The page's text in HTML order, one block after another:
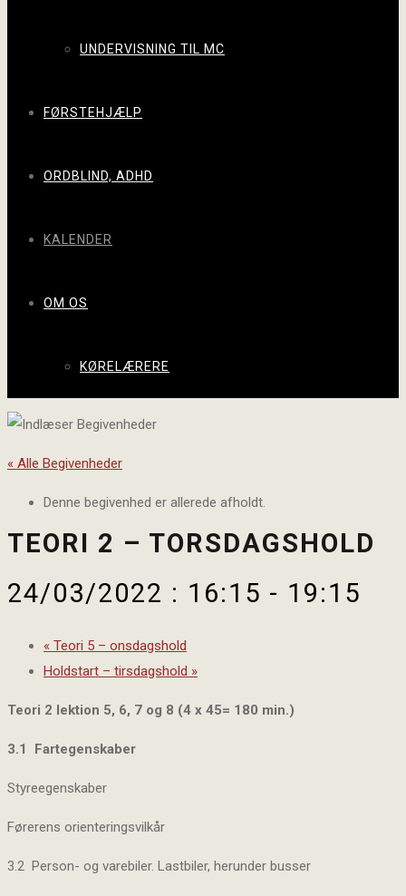
UNDERVISNING TIL MC
FØRSTEHJÆLP
ORDBLIND, ADHD
KALENDER
OM OS
KØRELÆRERE
« Alle Begivenheder
Denne begivenhed er allerede afholdt.
TEORI 2 – TORSDAGSHOLD
24/03/2022 : 16:15 - 19:15
« Teori 5 – onsdagshold
Holdstart – tirsdagshold »
Teori 2 lektion 5, 6, 7 og 8 (4 x 45= 180 min.)
3.1 Fartegenskaber
Styreegenskaber
Førerens orienteringsvilkår
3.2 Person- og varebiler. Lastbiler, herunder busser